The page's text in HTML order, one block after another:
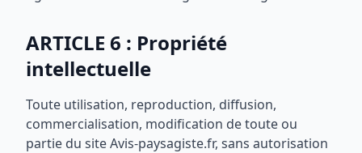
ARTICLE 6 : Propriété
intellectuelle
Toute utilisation, reproduction, diffusion,
commercialisation, modification de toute ou
partie du site Avis-paysagiste.fr, sans autorisation